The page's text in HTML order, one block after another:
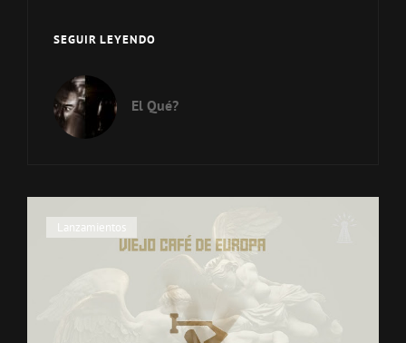
SEGUIR LEYENDOTHE
A
PORTRAIT
(2025)
El Qué?
Enlaces
Lanzamientos